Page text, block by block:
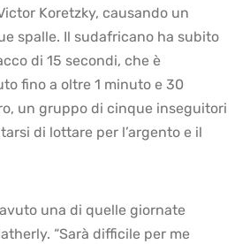
Koretzky, causando un
spalle. Il sudafricano ha subito
di 15 secondi, che è
fino a oltre 1 minuto e 30
un gruppo di cinque inseguitori
di lottare per l’argento e il
una di quelle giornate
“Sarà difficile per me